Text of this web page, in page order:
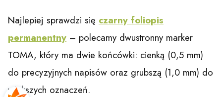
Najlepiej sprawdzi się czarny foliopis
permanentny – polecamy dwustronny marker
TOMA, który ma dwie końcówki: cienką (0,5 mm)
do precyzyjnych napisów oraz grubszą (1,0 mm) do
większych oznaczeń.